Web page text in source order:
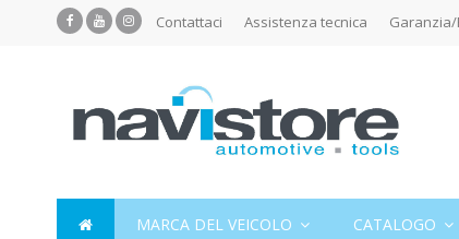
Contattaci Assistenza tecnica Garanzia/
MARCA DEL VEICOLO CATALOGO